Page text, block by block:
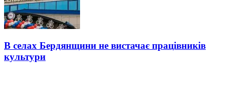
В селах Бердянщини не вистачає працівників
культури